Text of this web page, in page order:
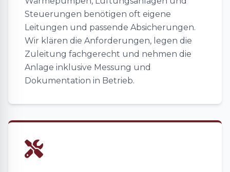
Steuerungen benötigen oft eigene
Leitungen und passende Absicherungen.
Wir klären die Anforderungen, legen die
Zuleitung fachgerecht und nehmen die
Anlage inklusive Messung und
Dokumentation in Betrieb.